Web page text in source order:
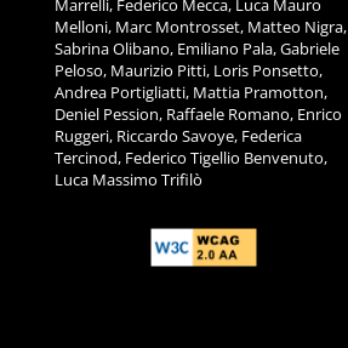
Marrelli, Federico Mecca, Luca Mauro
Melloni, Marc Montrosset, Matteo Nigra,
Sabrina Olibano, Emiliano Pala, Gabriele
Peloso, Maurizio Pitti, Loris Ponsetto,
Andrea Portigliatti, Mattia Pramotton,
Deniel Pession, Raffaele Romano, Enrico
Ruggeri, Riccardo Savoye, Federica
Tercinod, Federico Tigellio Benvenuto,
Luca Massimo Trifilò